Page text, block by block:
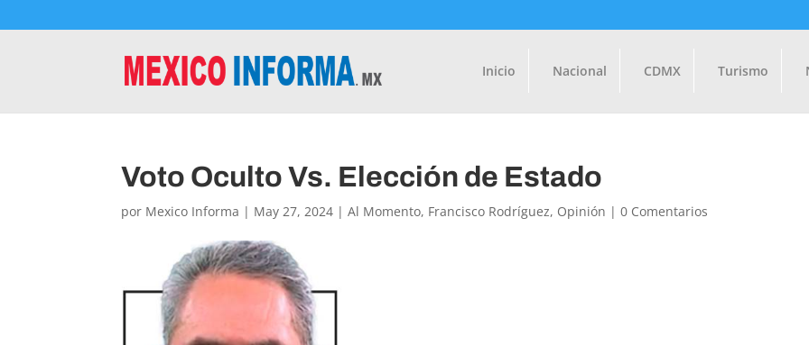
Inicio Nacional CDMX Turismo
Voto Oculto Vs. Elección de Estado
por Mexico Informa | May 27, 2024 |Al Momento, Francisco Rodríguez, Opinión |0 Comentarios